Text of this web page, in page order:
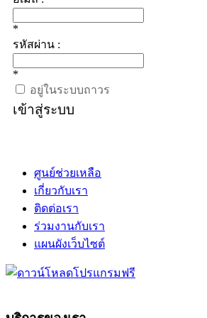
*
รหัสผ่าน :
*
อยู่ในระบบถาวร
เข้าสู่ระบบ
ศูนย์ช่วยเหลือ
เกี่ยวกับเรา
ติดต่อเรา
ร่วมงานกับเรา
แผนผังเว็บไซต์